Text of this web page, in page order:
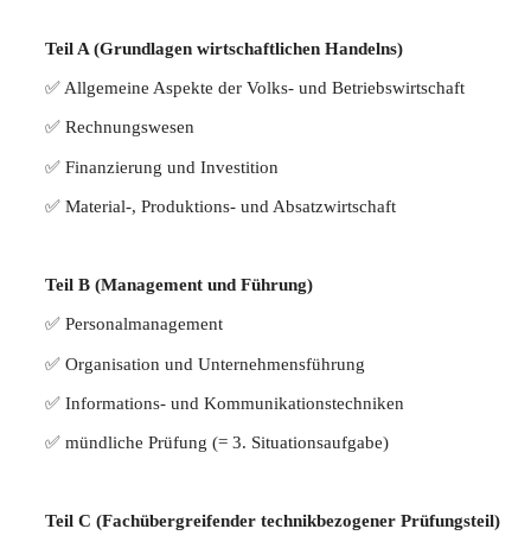
Teil A (Grund­la­gen wirt­schaft­li­chen Handelns)
✅ All­ge­mei­ne Aspek­te der Volks- und Betriebswirtschaft
✅ Rech­nungs­we­sen
✅ Finan­zie­rung und Investition
✅ Material‑, Pro­duk­ti­ons- und Absatzwirtschaft
Teil B (Manage­ment und Führung)
✅ Per­so­nal­ma­nage­ment
✅ Orga­ni­sa­ti­on und Unternehmensführung
✅ Infor­ma­ti­ons- und Kommunikationstechniken
✅ münd­li­che Prü­fung (= 3. Situationsaufgabe)
Teil C (Fach­über­grei­fen­der tech­nik­be­zo­ge­ner Prüfungsteil)